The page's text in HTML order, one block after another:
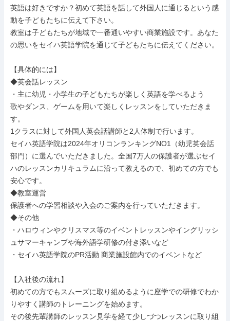
英語は好きですか？初めて英語を話して外国人に通じるという感
動を子どもたちに伝えて下さい。
教室は子どもたちが地域で一番通いやすい商業施設です。あなた
の思いをセイハ英語学院を通じて子どもたちに伝えてください。
【具体的には】
◆英会話レッスン
・主に幼児・小学生の子どもたちが楽しく英語を学べるよう
歌やダンス、ゲームを用いて楽しくレッスンをしていただきま
す。
1クラスに対して外国人英会話講師と2人体制で行います。
セイハ英語学院は2024年オリコンランキングNO1（幼児英会話
部門）に選んでいただきました。全国7万人の保護者が選ぶセイ
ハのレッスンカリキュラムに沿って教えるので、初めての方でも
安心です。
◆教室運営
保護者への学習相談や入会のご案内を行っていただきます。
◆その他
・ハロウィンやクリスマス等のイベントレッスンやイングリッシ
ュサマーキャンプや海外語学研修の付き添いなど
・セイハ英語学院のPR活動 商業施設館内でのイベントなど
【入社後の流れ】
初めての方でもスムーズに取り組めるように座学での研修でわか
りやすく講師のトレーニングを始めます。
その後先輩講師のレッスン見学を経て少しづつレッスンに取り組